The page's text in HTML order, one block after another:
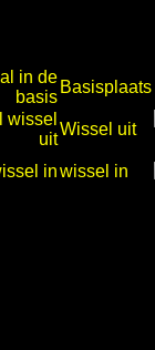
Basisplaats
Wissel uit
wissel in